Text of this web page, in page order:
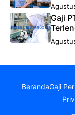
Gaji
BerandaGaji